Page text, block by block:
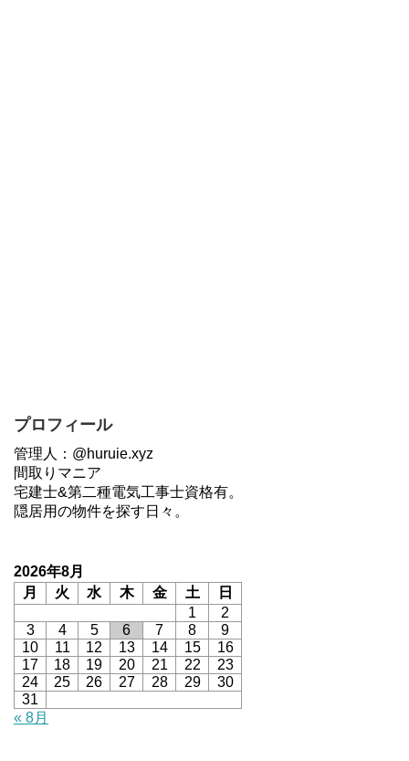
プロフィール
管理人：@huruie.xyz
間取りマニア
宅建士&第二種電気工事士資格有。
隠居用の物件を探す日々。
2026年8月
月
火 水 木 金 土
日
1
2
3
4 5 6 7 8
9
10
11 12 13 14 15
16
17
18 19 20 21 22
23
24
25 26 27 28 29
30
31
« 8月